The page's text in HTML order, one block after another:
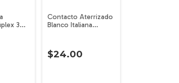
3
Contacto Aterrizado
Blanco Italiana
$24.00